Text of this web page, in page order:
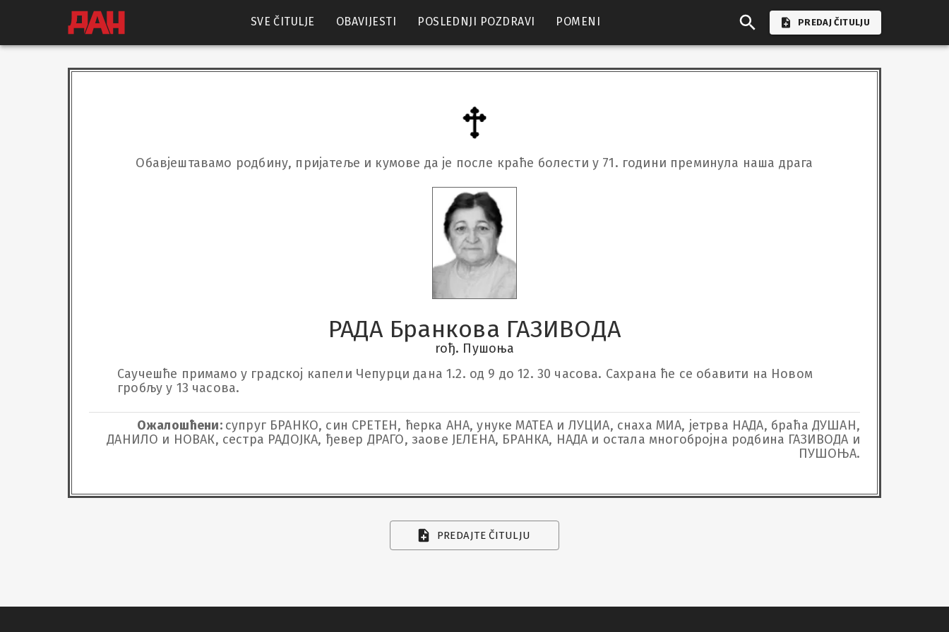
SVE ČITULJE OBAVIJESTI POSLEDNJI POZDRAVI POMENI PREDAJ ČITULJU
Обавјештавамо родбину, пријатеље и кумове да је после краће болести у 71. години преминула наша драга
РАДА Бранкова ГАЗИВОДА
rођ. Пушоња
Саучешће примамо у градској капели Чепурци дана 1.2. од 9 до 12. 30 часова. Сахрана ће се обавити на Новом
гробљу у 13 часова.
Ожалошћени: супруг БРАНКО, син СРЕТЕН, ћерка АНА, унуке МАТЕА и ЛУЦИА, снаха МИА, јетрва НАДА, браћа ДУШАН,
ДАНИЛО и НОВАК, сестра РАДОЈКА, ђевер ДРАГО, заове ЈЕЛЕНА, БРАНКА, НАДА и остала многобројна родбина ГАЗИВОДА и
ПУШОЊА.
PREDAJTE ČITULJU